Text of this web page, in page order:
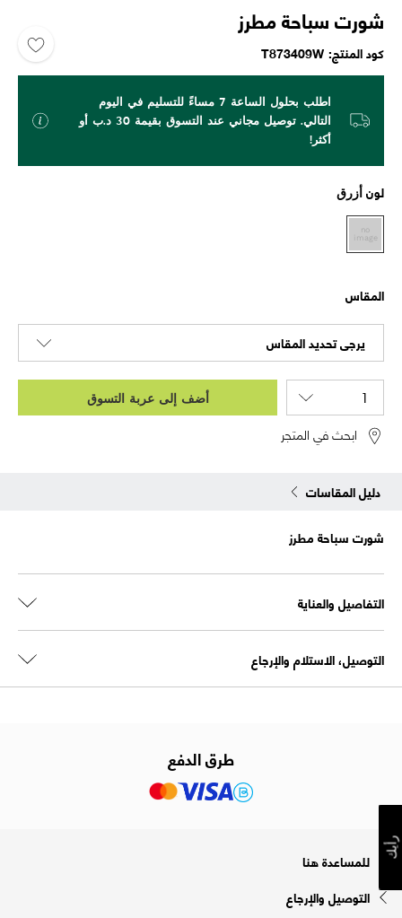
شورت سباحة مطرز
كود المنتج T873409W
اطلب بحلول الساعة 7 مساءً للتسليم في اليوم
التالي. توصيل مجاني عند التسوق بقيمة 30 د.ب أو
أكثر!
لون أزرق
المقاس
يرجى تحديد المقاس
أضف إلى عربة التسوق
ابحث في المتجر
دليل المقاسات
شورت سباحة مطرز
التفاصيل والعناية
التوصيل، الاستلام والإرجاع
طرق الدفع
للمساعدة هنا
التوصيل والإرجاع
رأيك